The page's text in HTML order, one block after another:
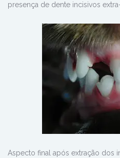
presença de dente incisivos
Aspecto final após extração dos